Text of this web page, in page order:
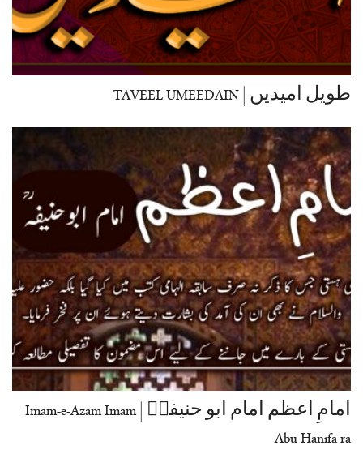
طویل امیدیں | TAVEEL UMEEDAIN
امامِ اعظم امام ابو حنیفہؒ | Imam-e-Azam Imam
Abu Hanifa ra